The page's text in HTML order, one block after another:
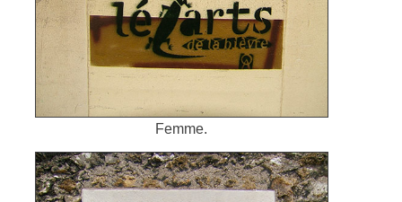
Femme.